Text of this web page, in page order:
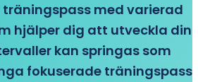
med varierad
hjälper dig att utveckla din
kan springas som
fokuserade träningspass